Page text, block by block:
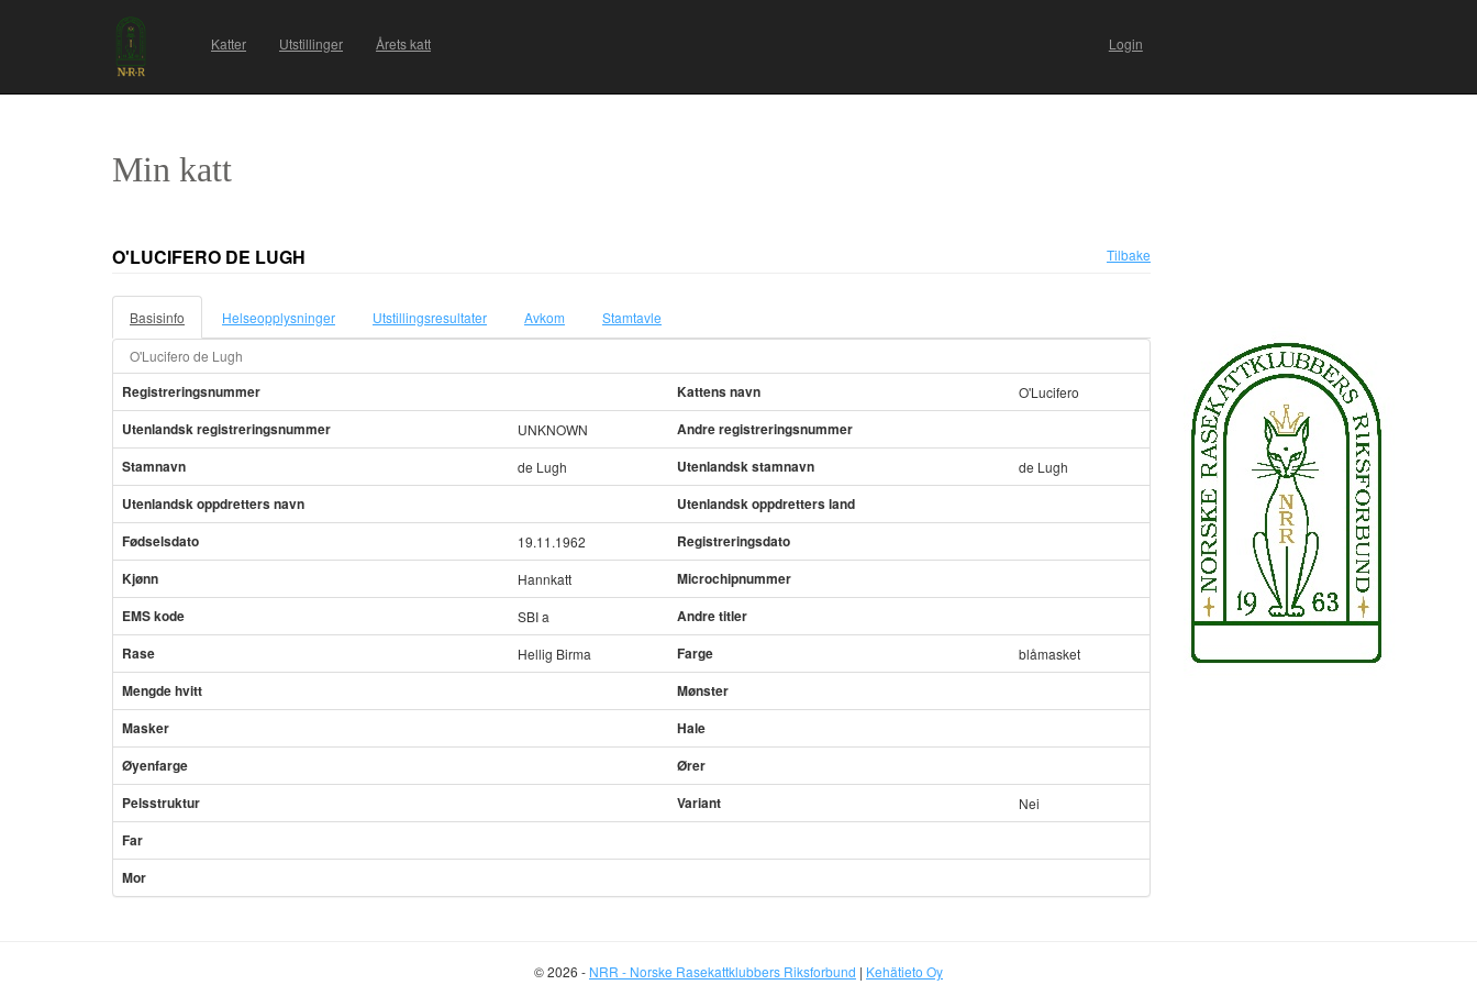
Katter Utstillinger Årets katt Login
Min katt
O'LUCIFERO DE LUGH Tilbake
Basisinfo Helseopplysninger Utstillingsresultater Avkom Stamtavle
O'Lucifero de Lugh
Registreringsnummer Kattens navn O'Lucifero
Utenlandsk registreringsnummer UNKNOWN
Andre registreringsnummer
Stamnavn
de Lugh Utenlandsk stamnavn de Lugh
Utenlandsk oppdretters navn
Utenlandsk oppdretters land
Fødselsdato
19.11.1962
Registreringsdato
Kjønn
Hannkatt
Microchipnummer
EMS kode
SBI a
Andre titler
Rase
Hellig Birma Farge blåmasket
Mengde hvitt
Mønster
Masker
Hale
Øyenfarge
Ører
Pelsstruktur
Variant Nei
Far
Mor
© 2026 - NRR - Norske Rasekattklubbers Riksforbund | Kehätieto Oy